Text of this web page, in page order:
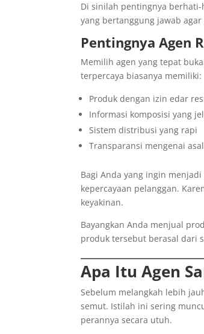
Di sinilah pentingnya
yang bertanggung jawab
Pentingnya Agen
Memilih agen yang tepat
terpercaya biasanya memiliki:
Produk dengan izin edar
Informasi komposisi yang
Sistem distribusi yang rapi
Transparansi mengenai
Bagi Anda yang ingin
kepercayaan pelanggan.
keyakinan.
Bayangkan Anda menjual
produk tersebut berasal dari
Apa Itu Agen
Sebelum melangkah lebih
semut. Istilah ini sering
perannya secara utuh.